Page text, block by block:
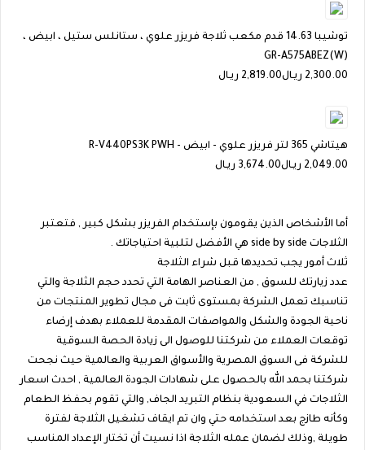
توشيبا 14.63 قدم مكعب ثلاجة فريزر علوي ، ستانلس ستيل ، ابيض ،
GR-A575ABEZ(W)
2,300.00 ريـال2,819.00 ريـال
هيتاشي 365 لتر فريزر علوي - ابيض - R-V440PS3K PWH
2,049.00 ريـال3,674.00 ريـال
أما الأشخاص الذين يقومون بإستخدام الفريزر بشكل كبير , فتعتبر
الثلاجات side by side هي الأفضل لتلبية احتياجاتك .
ثلاث أمور يجب تحديدها قبل شراء الثلاجة
عدد زيارتك للسوق , من العناصر الهامة التي تحدد حجم الثلاجة والتي
تناسبك تعمل الشركة بمستوى ثابت فى مجال تطوير المنتجات من
ناحية الجودة والشكل والمواصفات المقدمة للعملاء بهدف إرضاء
توقعات العملاء من شركتنا للوصول الى زيادة الحصة السوقية
للشركة فى السوق المصرية والأسواق العربية والعالمية حيث نجحت
شركتنا بحمد الله بالحصول على شهادات الجودة العالمية , احدث اسعار
الثلاجات في السعودية بنظام التبريد الجاف, والتي تقوم بحفظ الطعام
وكأنه طازج بعد استخدامه حتي وان تم ايقاف تشغيل الثلاجة لفترة
طويلة ,وذلك لضمان عمله الثلاجة اذا نسيت أن تختار الإعداد المناسب